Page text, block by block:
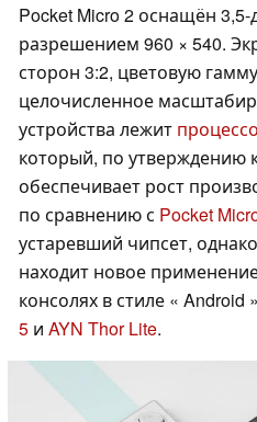
Pocket Micro 2 оснащён
разрешением 960 × 540.
сторон 3:2, цветовую
целочисленное
устройства лежит
который, по утверждению
обеспечивает рост
по сравнению с Pocket
устаревший чипсет,
находит новое
консолях в стиле « Android
5 и AYN Thor Lite.